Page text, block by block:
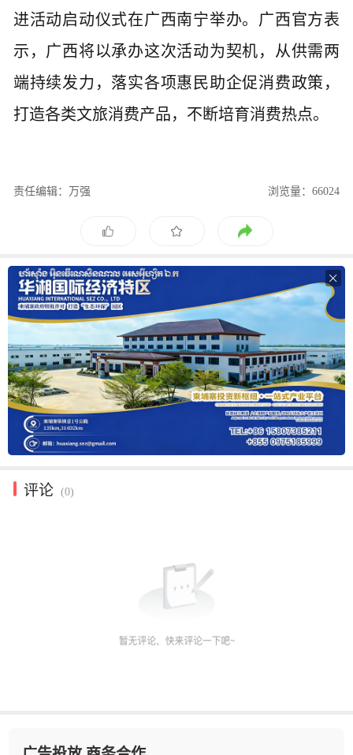
进活动启动仪式在广西南宁举办。广西官方表
示，广西将以承办这次活动为契机，从供需两
端持续发力，落实各项惠民助企促消费政策，
打造各类文旅消费产品，不断培育消费热点。
责任编辑：万强 浏览量：66024

评论 (0)